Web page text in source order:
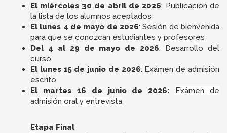
El miércoles 30 de abril de 2026: Publicación de
la lista de los alumnos aceptados
El lunes 4 de mayo de 2026: Sesión de bienvenida
para que se conozcan estudiantes y profesores
Del 4 al 29 de mayo de 2026: Desarrollo del
curso
El lunes 15 de junio de 2026: Exámen de admisión
escrito
El martes 16 de junio de 2026: Exámen de
admisión oral y entrevista
Etapa Final